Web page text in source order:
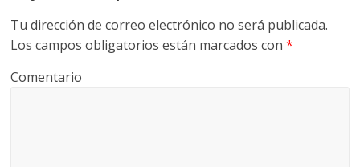
Tu dirección de correo electrónico no será publicada.
Los campos obligatorios están marcados con*
Comentario